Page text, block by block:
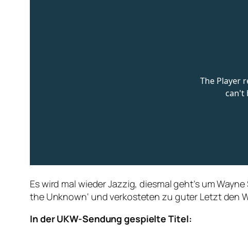
Es wird mal wieder Jazzig, diesmal geht’s um
the Unknown‘ und verkosteten zu guter Letzt den
In der UKW-Sendung gespielte Titel: